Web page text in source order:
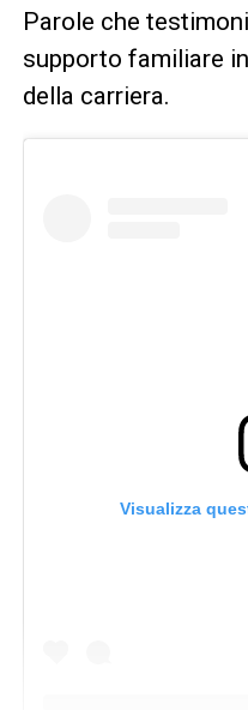
Parole che
supporto familiare
della carriera.
Visualizza